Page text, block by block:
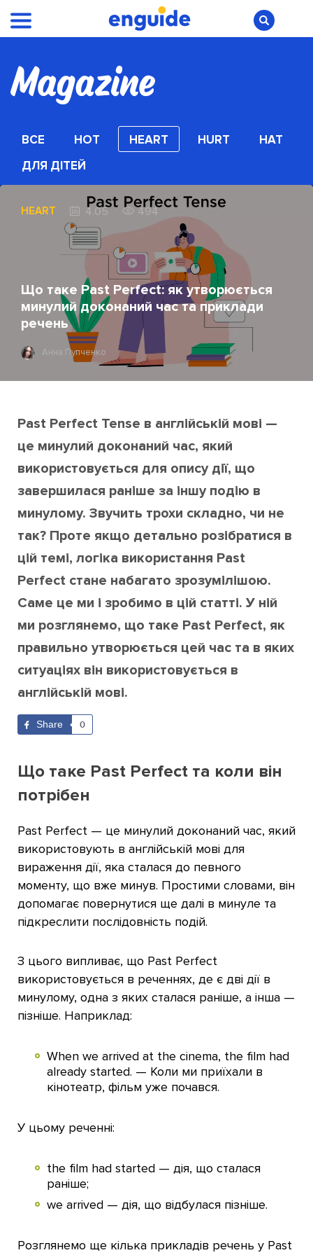
ВСЕ HOT HEART HURT
HAT
ДЛЯ ДІТЕЙ
HEART 4.05 494
Що таке Past Perfect: як утворюється
минулий доконаний час та приклади
речень
Анна Пупченко
Past Perfect Tense в англійській мові —
це минулий доконаний час, який
використовується для опису дії, що
завершилася раніше за іншу подію в
минулому. Звучить трохи складно, чи не
так? Проте якщо детально розібратися в
цій темі, логіка використання Past
Perfect стане набагато зрозумілішою.
Саме це ми і зробимо в цій статті. У ній
ми розглянемо, що таке Past Perfect, як
правильно утворюється цей час та в яких
ситуаціях він використовується в
англійській мові.
Share 0
Що таке Past Perfect та коли він
потрібен
Past Perfect — це минулий доконаний час, який
використовують в англійській мові для
вираження дії, яка сталася до певного
моменту, що вже минув. Простими словами, він
допомагає повернутися ще далі в минуле та
підкреслити послідовність подій.
З цього випливає, що Past Perfect
використовується в реченнях, де є дві дії в
минулому, одна з яких сталася раніше, а інша —
пізніше. Наприклад:
When we arrived at the cinema, the film had
already started. — Коли ми приїхали в
кінотеатр, фільм уже почався.
У цьому реченні:
the film had started — дія, що сталася
раніше;
we arrived — дія, що відбулася пізніше.
Розглянемо ще кілька прикладів речень у Past